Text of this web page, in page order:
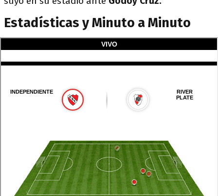
Estadísticas y Minuto a Minuto